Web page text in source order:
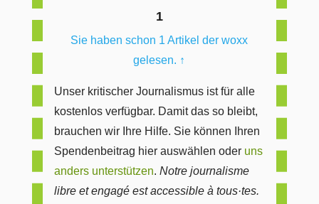
1
Sie haben schon 1 Artikel der woxx
gelesen. ↑
Unser kritischer Journalismus ist für alle
kostenlos verfügbar. Damit das so bleibt,
brauchen wir Ihre Hilfe. Sie können Ihren
Spendenbeitrag hier auswählen oder uns
anders unterstützen. Notre journalisme
libre et engagé est accessible à tous·tes.